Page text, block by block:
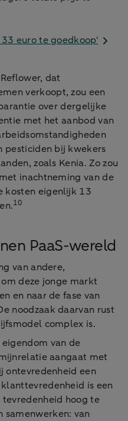
euro te goedkoop'
dat
verkoopt, zou een
over dergelijke
met het aanbod van
pesticiden bij kwekers
zoals Kenia. Zo zou
inachtneming van de
kosten eigenlijk 13
10
PaaS-wereld
van andere,
deze jonge markt
en naar de fase van
noodzaak daarvan rust
complex is.
van de
aangaat met
ontevredenheid een
is een
hoog te
samenwerken: van